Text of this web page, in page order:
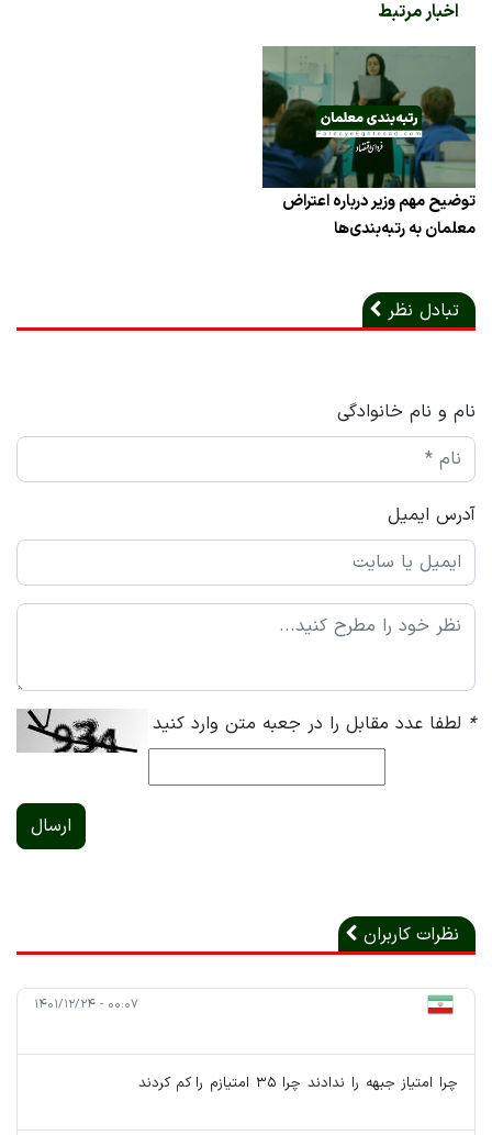
اخبار مرتبط
توضیح مهم وزیر درباره اعتراض
معلمان به رتبه‌بندی‌ها
تبادل نظر
نام و نام خانوادگی
آدرس ایمیل
* لطفا عدد مقابل را در جعبه متن وارد کنید
ارسال
نظرات کاربران
۰۰:۰۷ - ۱۴۰۱/۱۲/۲۴
چرا امتیاز جبهه را ندادند چرا ۳۵ امتیازم را کم کردند